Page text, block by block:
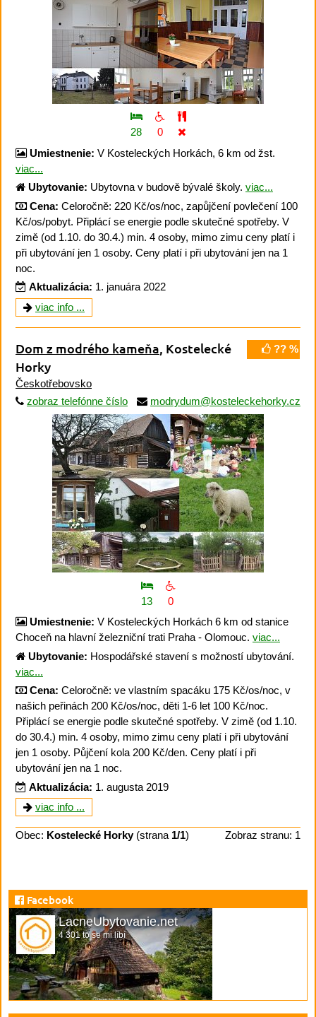
28
0
Umiestnenie: V Kosteleckých Horkách, 6 km od žst.
viac...
Ubytovanie: Ubytovna v budově bývalé školy. viac...
Cena: Celoročně: 220 Kč/os/noc, zapůjčení povlečení 100
Kč/os/pobyt. Připlácí se energie podle skutečné spotřeby. V
zimě (od 1.10. do 30.4.) min. 4 osoby, mimo zimu ceny platí i
při ubytování jen 1 osoby. Ceny platí i při ubytování jen na 1
noc.
Aktualizácia: 1. januára 2022
viac info ...
?? %
Dom z modrého kameňa, Kostelecké
Horky
Českotřebovsko
zobraz telefónne číslo
modrydum@kosteleckehorky.cz
13
0
Umiestnenie: V Kosteleckých Horkách 6 km od stanice
Choceň na hlavní železniční trati Praha - Olomouc. viac...
Ubytovanie: Hospodářské stavení s možností ubytování.
viac...
Cena: Celoročně: ve vlastním spacáku 175 Kč/os/noc, v
našich peřinách 200 Kč/os/noc, děti 1-6 let 100 Kč/noc.
Připlácí se energie podle skutečné spotřeby. V zimě (od 1.10.
do 30.4.) min. 4 osoby, mimo zimu ceny platí i při ubytování
jen 1 osoby. Půjčení kola 200 Kč/den. Ceny platí i při
ubytování jen na 1 noc.
Aktualizácia: 1. augusta 2019
viac info ...
Obec: Kostelecké Horky(strana 1/1) Zobraz stranu: 1
Facebook
LacneUbytovanie.net
4 301 to se mi líbí